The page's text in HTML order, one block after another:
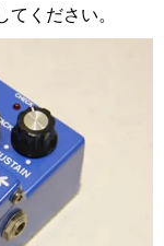
ください。